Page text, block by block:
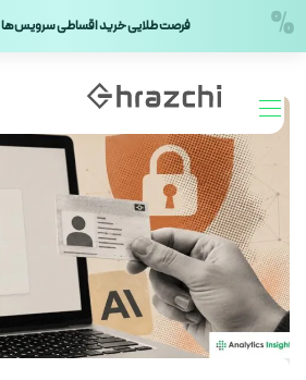
% فرصت طلایی خرید اقساطی سرویس‌ها